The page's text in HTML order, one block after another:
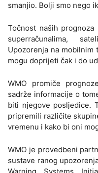
smanjio. Bolji smo nego
Točnost naših
superračunalima,
Upozorenja na mobilnim
mogu doprijeti čak i do
WMO promiče
sadrže informacije o
biti njegove posljedice.
pripremili različite
vremenu i kako bi oni
WMO je provedbeni
sustave ranog